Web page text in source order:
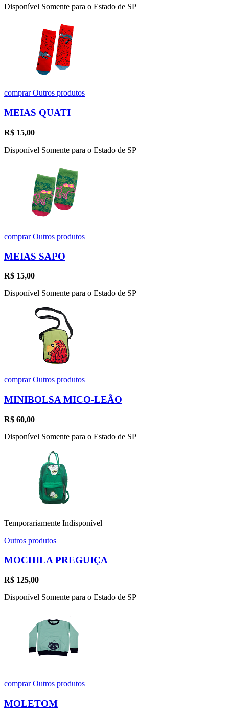
Disponível Somente para o Estado de SP
comprarOutros produtos
MEIAS QUATI
R$ 15,00
Disponível Somente para o Estado de SP
comprarOutros produtos
MEIAS SAPO
R$ 15,00
Disponível Somente para o Estado de SP
comprarOutros produtos
MINIBOLSA MICO-LEÃO
R$ 60,00
Disponível Somente para o Estado de SP
Temporariamente Indisponível
Outros produtos
MOCHILA PREGUIÇA
R$ 125,00
Disponível Somente para o Estado de SP
comprarOutros produtos
MOLETOM